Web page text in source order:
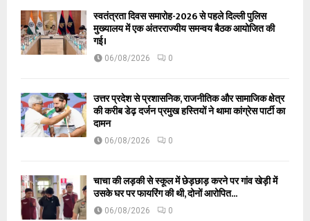
स्वतंत्रता दिवस समारोह-2026 से पहले दिल्ली पुलिस
मुख्यालय में एक अंतरराज्यीय समन्वय बैठक आयोजित की
गई।
06/08/2026 0
उत्तर प्रदेश से प्रशासनिक, राजनीतिक और सामाजिक क्षेत्र
की करीब डेढ़ दर्जन प्रमुख हस्तियों ने थामा कांग्रेस पार्टी का
दामन
06/08/2026 0
चाचा की लड़की से स्कूल में छेड़छाड़ करने पर गांव खेड़ी में
उसके घर पर फायरिंग की थी, दोनों आरोपित...
06/08/2026 0